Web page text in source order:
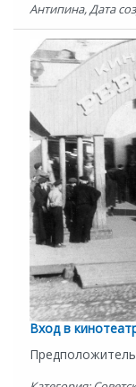
Антипина, Дата
Вход в